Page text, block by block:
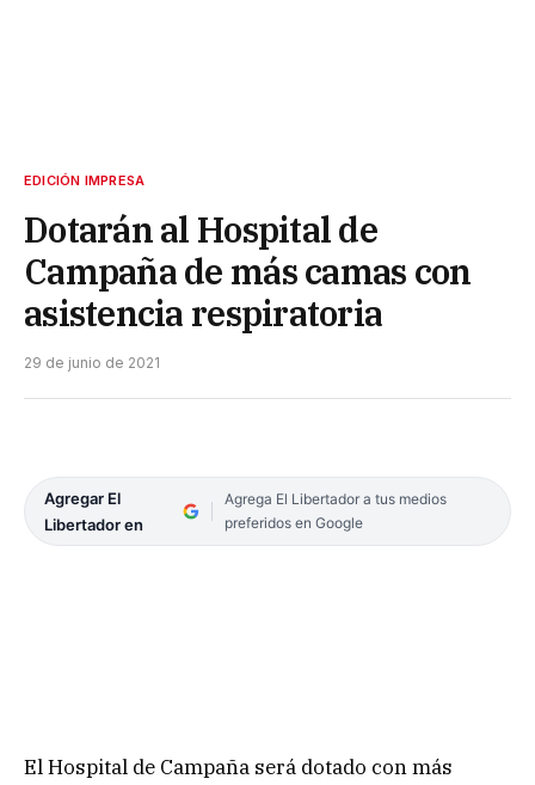
EDICIÓN IMPRESA
Dotarán al Hospital de
Campaña de más camas con
asistencia respiratoria
29 de junio de 2021
Agregar El
Libertador en
Agrega El Libertador a tus medios
preferidos en Google
El Hospital de Campaña será dotado con más